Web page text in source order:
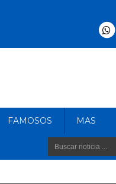
FAMOSOS MAS